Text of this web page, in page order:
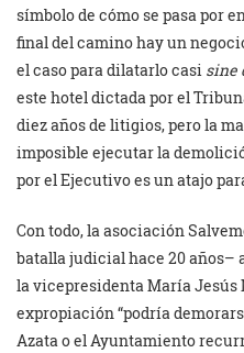
símbolo de cómo se pasa por
final del camino hay un
el caso para dilatarlo casi sine
este hotel dictada por el
diez años de litigios, pero la
imposible ejecutar la
por el Ejecutivo es un atajo
Con todo, la asociación
batalla judicial hace 20 años–
la vicepresidenta María Jesús
expropiación “podría
Azata o el Ayuntamiento